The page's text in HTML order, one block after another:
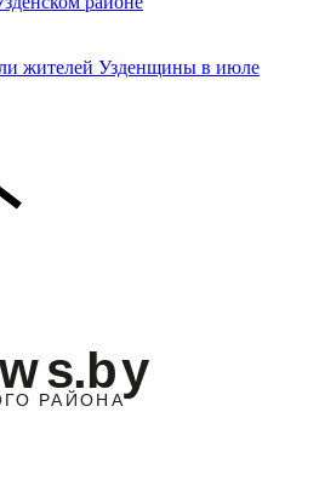
жителей Узденщины в июле